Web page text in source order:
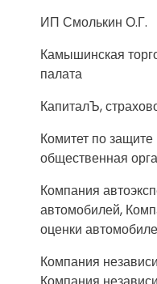
ИП Смолькин О.Г.
Камышинская
палата
КапиталЪ,
Комитет по
общественная
Компания
автомобилей,
оценки
Компания